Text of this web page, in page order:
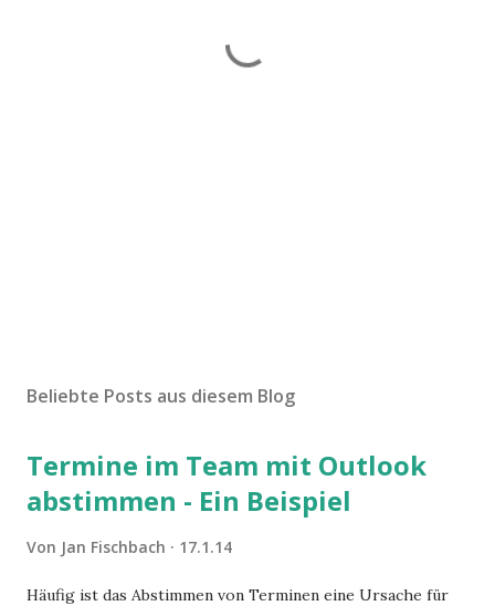
Beliebte Posts aus diesem Blog
Termine im Team mit Outlook
abstimmen - Ein Beispiel
Von Jan Fischbach 17.1.14
Häufig ist das Abstimmen von Terminen eine Ursache für